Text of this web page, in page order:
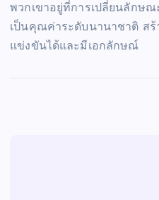
พวกเขาอยู่ที่การเปลี่ยนลักษ
เป็นคุณค่าระดับนานาชาติ สร้
แข่งขันได้และมีเอกลักษณ์